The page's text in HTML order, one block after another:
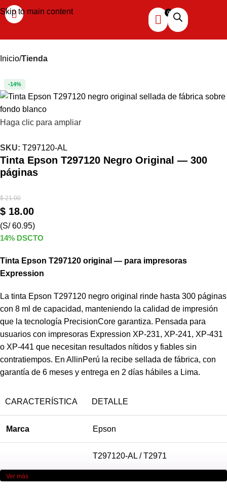
Skip to main content
Inicio Tienda
-14%
Haga clic para ampliar
SKU: T297120-AL
Tinta Epson T297120 Negro Original — 300
páginas
$21.00
$ 18.00
(S/ 60.95)
14% DSCTO
Tinta Epson T297120 original — para impresoras
Expression
La tinta Epson T297120 negro original rinde hasta 300 páginas
con 8 ml de capacidad, manteniendo la calidad de impresión
que la tecnología PrecisionCore garantiza. Pensada para
usuarios con impresoras Expression XP-231, XP-241, XP-431
o XP-441 que necesitan resultados nítidos y fiables sin
contratiempos. En AllinPerú la recibe sellada de fábrica, con
garantía de 6 meses y entrega en 2 días hábiles a Lima.
CARACTERÍSTICA DETALLE
Marca Epson
T297120-AL / T2971
Color Negro
Ver más